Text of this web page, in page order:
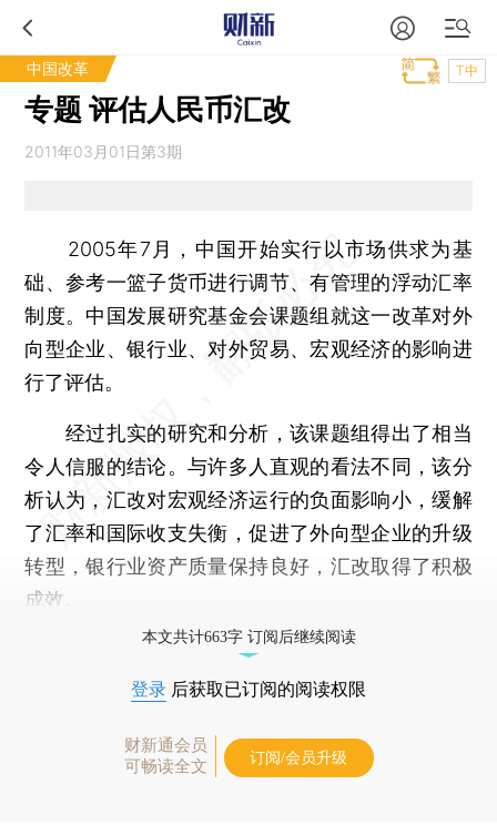
中国改革 T中
专题 评估人民币汇改
2011年03月01日第3期
2005年7月，中国开始实行以市场供求为基
础、参考一篮子货币进行调节、有管理的浮动汇率
制度。中国发展研究基金会课题组就这一改革对外
向型企业、银行业、对外贸易、宏观经济的影响进
行了评估。
经过扎实的研究和分析，该课题组得出了相当
令人信服的结论。与许多人直观的看法不同，该分
析认为，汇改对宏观经济运行的负面影响小，缓解
了汇率和国际收支失衡，促进了外向型企业的升级
转型，银行业资产质量保持良好，汇改取得了积极
成效。
本文共计663字 订阅后继续阅读
登录 后获取已订阅的阅读权限
财新通会员
可畅读全文
订阅/会员升级